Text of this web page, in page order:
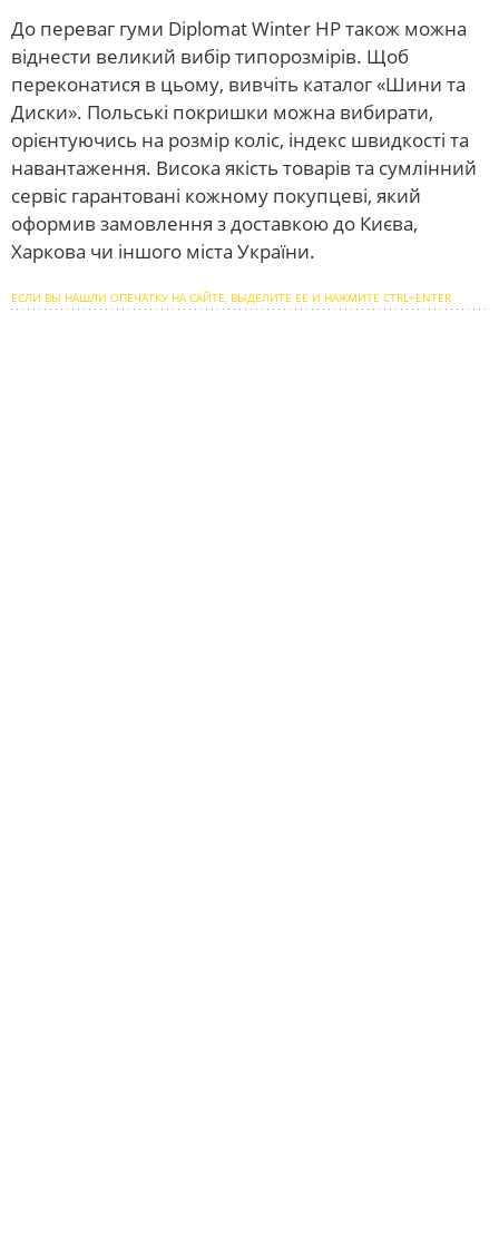
До переваг гуми Diplomat Winter HP також можна
віднести великий вибір типорозмірів. Щоб
переконатися в цьому, вивчіть каталог «Шини та
Диски». Польські покришки можна вибирати,
орієнтуючись на розмір коліс, індекс швидкості та
навантаження. Висока якість товарів та сумлінний
сервіс гарантовані кожному покупцеві, який
оформив замовлення з доставкою до Києва,
Харкова чи іншого міста України.
ЕСЛИ ВЫ НАШЛИ ОПЕЧАТКУ НА САЙТЕ, ВЫДЕЛИТЕ ЕЕ И НАЖМИТЕ CTRL+ENTER